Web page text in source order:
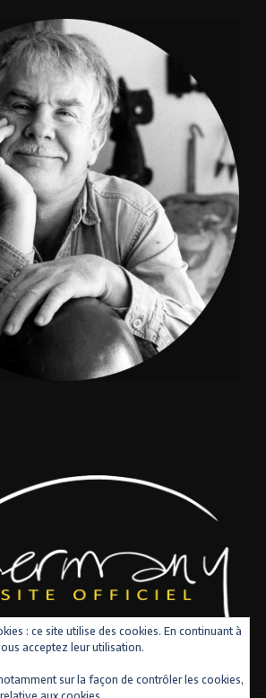
: ce site utilise des cookies. En continuant à
acceptez leur utilisation.
sur la façon de contrôler les cookies,